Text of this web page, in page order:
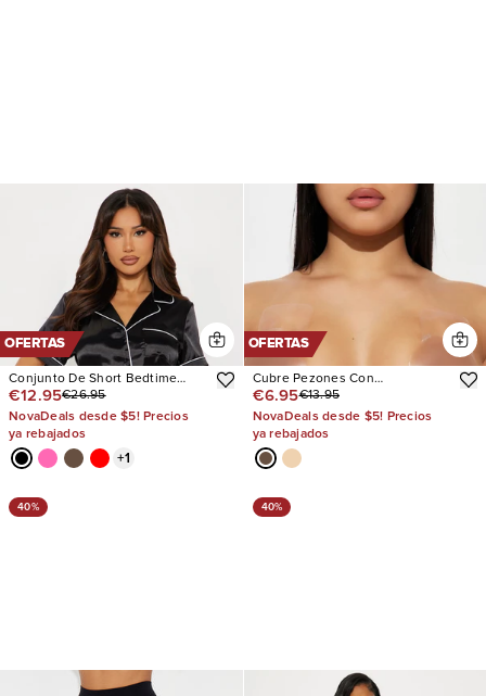
OFERTAS
Conjunto De Short Bedtime
Stretch Satin Short Sleeve PJ
€12.95€26.95
NovaDeals desde $5! Precios
ya rebajados
+1
OFERTAS
Cubre Pezones Con
Levantamiento Disguise Me
€6.95€13.95
NovaDeals desde $5! Precios
ya rebajados
40% 40%